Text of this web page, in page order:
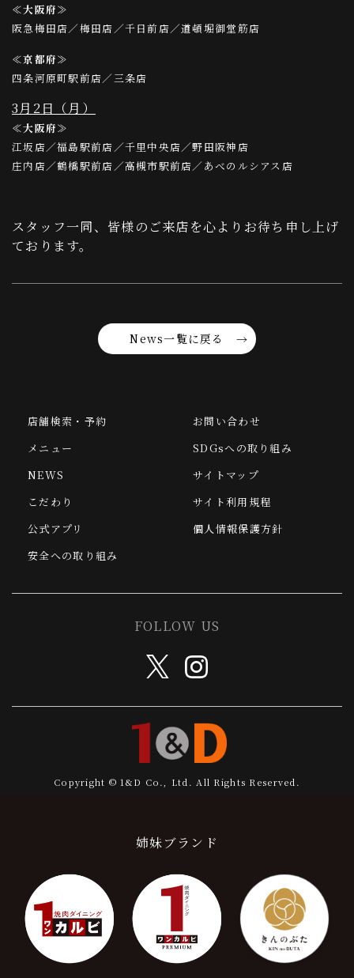
≪大阪府≫
阪急梅田店／梅田店／千日前店／道頓堀御堂筋店
≪京都府≫
四条河原町駅前店／三条店
3月2日（月）
≪大阪府≫
江坂店／福島駅前店／千里中央店／野田阪神店
庄内店／鶴橋駅前店／高槻市駅前店／あべのルシアス店
スタッフ一同、皆様のご来店を心よりお待ち申し上げ
ております。
News一覧に戻る
店舗検索・予約
メニュー
NEWS
こだわり
公式アプリ
安全への取り組み
お問い合わせ
SDGsへの取り組み
サイトマップ
サイト利用規程
個人情報保護方針
FOLLOW US
Copyright © 1&D Co., Ltd. All Rights Reserved.
姉妹ブランド